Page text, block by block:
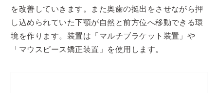
を改善していきます。また奥歯の挺出をさせながら押
し込められていた下顎が自然と前方位へ移動できる環
境を作ります。装置は「マルチブラケット装置」や
「マウスピース矯正装置」を使用します。